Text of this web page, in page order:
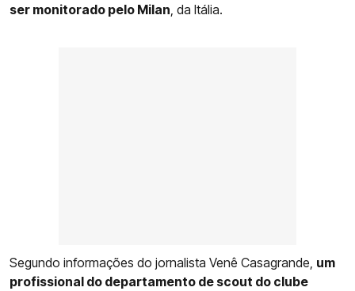
ser monitorado pelo Milan , da Itália.
Segundo informações do jornalista Venê Casagrande, um
profissional do departamento de scout do clube